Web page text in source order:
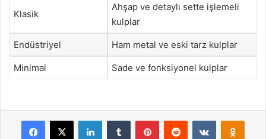
Klasik
Ahşap ve detaylı sette işlemeli
kulplar
Endüstriyel Ham metal ve eski tarz kulplar
Minimal Sade ve fonksiyonel kulplar
Facebook
X LinkedInTumblr PinterestReddit VKontakte